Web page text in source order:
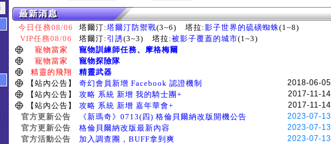
今日任務08/06 塔爾汀:塔爾汀防禦戰(3~6) 塔拉:影子世界的硫磺蜘蛛(1~8)
VIP任務08/06
塔爾汀: 引誘(3~3) 塔拉:被影子覆蓋的城市(1~3)
寵物當家
寵物訓練師任務、 摩格梅爾
寵物當家
寵物探險隊
精靈的飛翔
精靈武器
【站內公告】
奇幻會員新增 Facebook 認證機制
2018-06-05
【站內公告】
攻略 系統 新增 我的騎士團+
2017-11-14
【站內公告】
攻略 系統 新增 嘉年華會+
2017-11-14
官方更新公告
《新瑪奇》0713(四) 格倫貝爾納改版開機公告
2023-07-13
官方更新公告
格倫貝爾納改版最新內容
2023-07-13
官方活動公告
加入調查團，BUFF拿到爽 2023-07-13